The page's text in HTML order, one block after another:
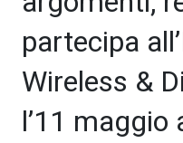
partecipa
Wireless &
l’11